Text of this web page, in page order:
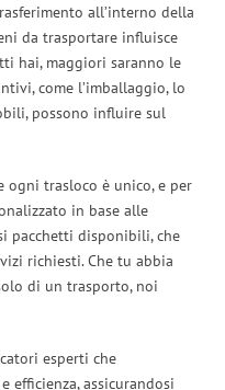
all’interno della
da trasportare influisce
hai, maggiori saranno le
come l’imballaggio, lo
possono influire sul
ogni trasloco è unico, e per
in base alle
pacchetti disponibili, che
richiesti. Che tu abbia
di un trasporto, noi
esperti che
efficienza, assicurandosi